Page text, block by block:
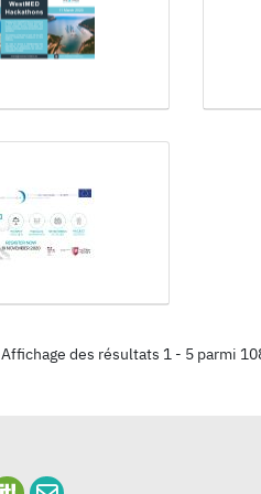
Affichage des résultats 1 - 5 parmi